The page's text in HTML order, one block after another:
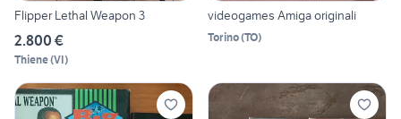
Flipper Lethal Weapon 3
2.800 €
Thiene(VI)
videogames Amiga originali
Torino(TO)